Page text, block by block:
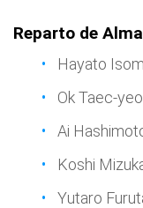
Reparto de
Hayato
Ok Taec-
Ai
Koshi
Yutaro